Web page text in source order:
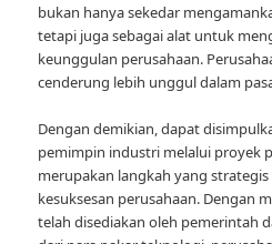
bukan hanya sekedar
tetapi juga sebagai alat untuk
keunggulan perusahaan.
cenderung lebih unggul dalam
Dengan demikian, dapat
pemimpin industri melalui proyek
merupakan langkah yang
kesuksesan perusahaan. Dengan
telah disediakan oleh pemerintah